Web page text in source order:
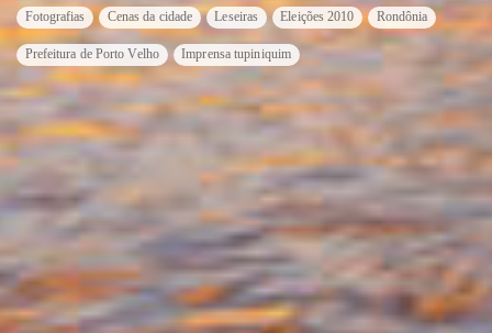
Fotografias Cenas da cidade Leseiras Eleições 2010 Rondônia
Prefeitura de Porto Velho Imprensa tupiniquim